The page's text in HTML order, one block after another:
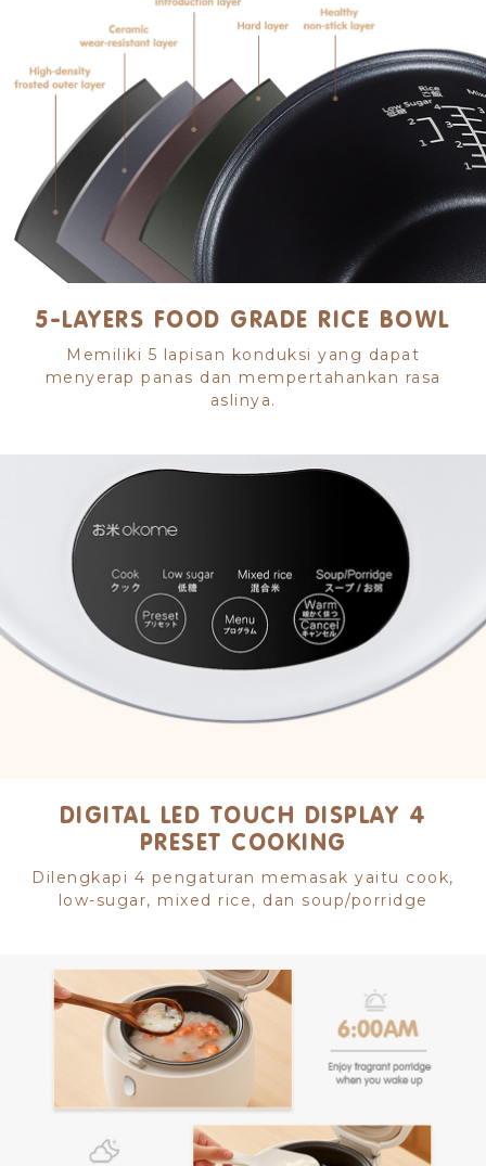
5-LAYERS FOOD GRADE RICE BOWL
Memiliki 5 lapisan konduksi yang dapat
menyerap panas dan mempertahankan rasa
aslinya.
DIGITAL LED TOUCH DISPLAY 4
PRESET COOKING
Dilengkapi 4 pengaturan memasak yaitu cook,
low-sugar, mixed rice, dan soup/porridge